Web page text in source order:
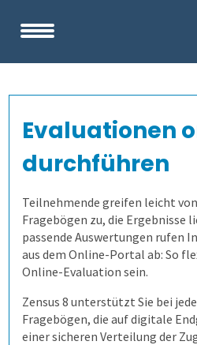
Unternehmen
Firma
Kennenlernen
Referenzen
Wofür ist es gut?
Lehrevaluation
Kursevaluation
Evaluationen
durchführen
Teilnehmende greifen leicht
Fragebögen zu, die Ergebnisse
passende Auswertungen rufen
aus dem Online-Portal ab: So
Online-Evaluation sein.
Zensus 8 unterstützt Sie bei
Fragebögen, die auf digitale
einer sicheren Verteilung der